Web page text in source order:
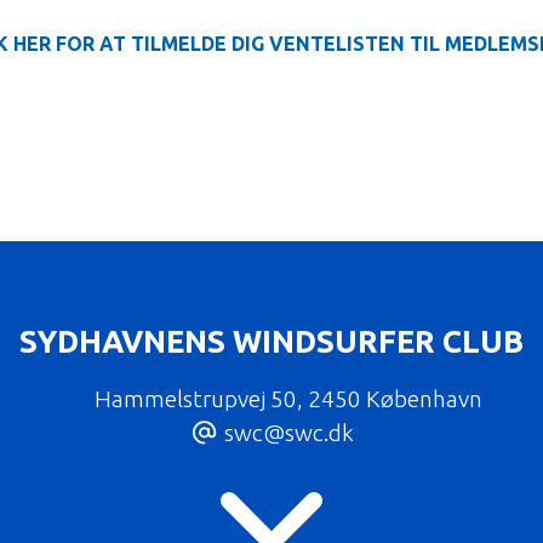
HER FOR AT TILMELDE DIG VENTELISTEN TIL
SYDHAVNENS WINDSURFER CLUB
Hammelstrupvej 50, 2450 København
swc@swc.dk